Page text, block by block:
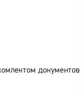
документов